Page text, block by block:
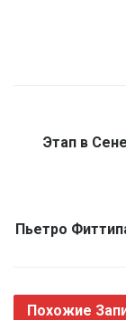
Этап в
Пьетро
Похожие